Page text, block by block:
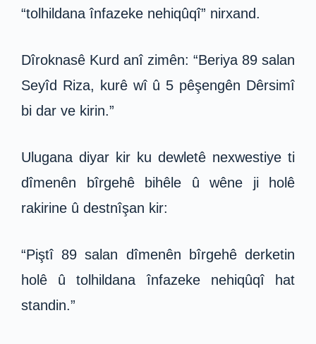
“tolhildana înfazeke nehiqûqî” nirxand.
Dîroknasê Kurd anî zimên: “Beriya 89 salan
Seyîd Riza, kurê wî û 5 pêşengên Dêrsimî
bi dar ve kirin.”
Ulugana diyar kir ku dewletê nexwestiye ti
dîmenên bîrgehê bihêle û wêne ji holê
rakirine û destnîşan kir:
“Piştî 89 salan dîmenên bîrgehê derketin
holê û tolhildana înfazeke nehiqûqî hat
standin.”